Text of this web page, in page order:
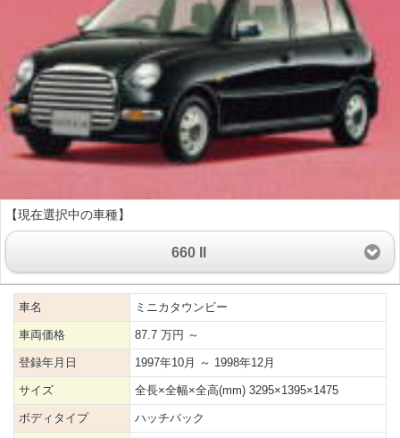
【現在選択中の車種】
660 II
車名 ミニカタウンビー
車両価格 87.7 万円 ～
登録年月日 1997年10月 ～ 1998年12月
サイズ 全長×全幅×全高(mm) 3295×1395×1475
ボディタイプ ハッチバック